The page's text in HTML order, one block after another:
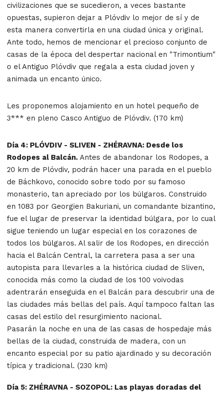
civilizaciones que se sucedieron, a veces bastante
opuestas, supieron dejar a Plóvdiv lo mejor de sí y de
esta manera convertirla en una ciudad única y original.
Ante todo, hemos de mencionar el precioso conjunto de
casas de la época del despertar nacional en "Trimontium"
o el Antiguo Plóvdiv que regala a esta ciudad joven y
animada un encanto único.
Les proponemos alojamiento en un hotel pequeño de
3*** en pleno Casco Antiguo de Plóvdiv. (170 km)
Día 4: PLÓVDIV - SLIVEN - ZHÉRAVNA: Desde los
Rodopes al Balcán. Antes de abandonar los Rodopes, a
20 km de Plóvdiv, podrán hacer una parada en el pueblo
de Báchkovo, conocido sobre todo por su famoso
monasterio, tan apreciado por los búlgaros. Construido
en 1083 por Georgien Bakuriani, un comandante bizantino,
fue el lugar de preservar la identidad búlgara, por lo cual
sigue teniendo un lugar especial en los corazones de
todos los búlgaros. Al salir de los Rodopes, en dirección
hacia el Balcán Central, la carretera pasa a ser una
autopista para llevarles a la histórica ciudad de Sliven,
conocida más como la ciudad de los 100 voivodas
adentrarán enseguida en el Balcán para descubrir una de
las ciudades más bellas del país. Aquí tampoco faltan las
casas del estilo del resurgimiento nacional.
Pasarán la noche en una de las casas de hospedaje más
bellas de la ciudad, construida de madera, con un
encanto especial por su patio ajardinado y su decoración
típica y tradicional. (230 km)
Día 5: ZHÉRAVNA - SOZOPOL: Las playas doradas del